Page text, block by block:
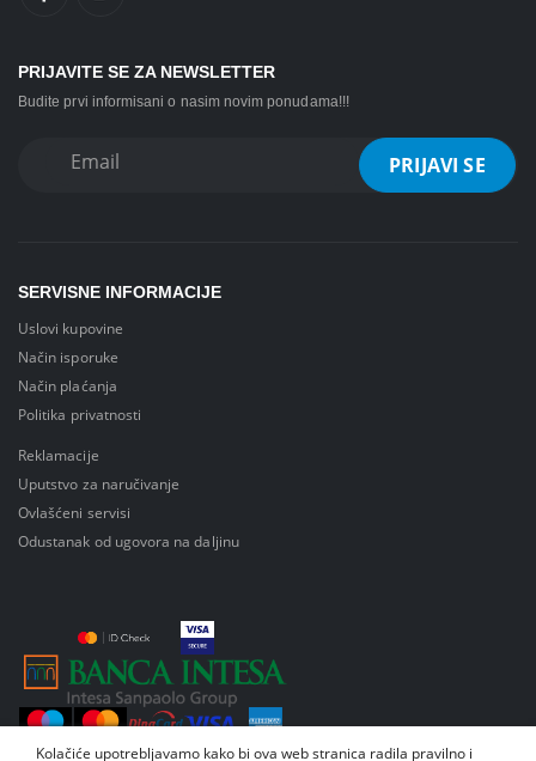
PRIJAVITE SE ZA NEWSLETTER
Budite prvi informisani o nasim novim ponudama!!!
SERVISNE INFORMACIJE
Uslovi kupovine
Način isporuke
Način plaćanja
Politika privatnosti
Reklamacije
Uputstvo za naručivanje
Ovlašćeni servisi
Odustanak od ugovora na daljinu
Kolačiće upotrebljavamo kako bi ova web stranica radila pravilno i